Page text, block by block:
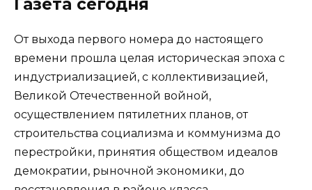
Газета сегодня
От выхода первого номера до настоящего
времени прошла целая историческая эпоха с
индустриализацией, с коллективизацией,
Великой Отечественной войной,
осуществлением пятилетних планов, от
строительства социализма и коммунизма до
перестройки, принятия обществом идеалов
демократии, рыночной экономики, до